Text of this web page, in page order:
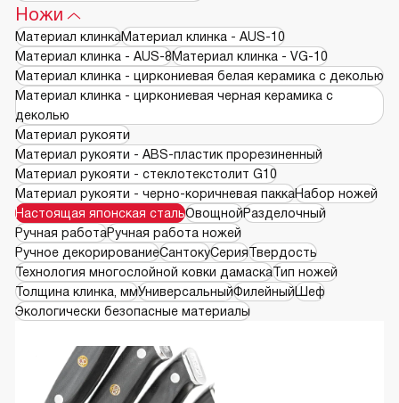
Ножи
Материал клинкаМатериал клинка - AUS-10
Материал клинка - AUS-8Материал клинка - VG-10
Материал клинка - циркониевая белая керамика с деколью
Материал клинка - циркониевая черная керамика с
деколью
Материал рукояти
Материал рукояти - ABS-пластик прорезиненный
Материал рукояти - стеклотекстолит G10
Материал рукояти - черно-коричневая паккаНабор ножей
Настоящая японская стальОвощнойРазделочный
Ручная работаРучная работа ножей
Ручное декорированиеСантокуСерияТвердость
Технология многослойной ковки дамаскаТип ножей
Толщина клинка, ммУниверсальныйФилейныйШеф
Экологически безопасные материалы